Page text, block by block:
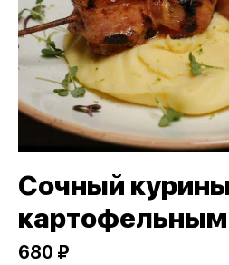
Сочный
680 ₽